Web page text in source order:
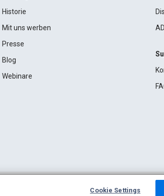
Historie
Mit uns werben
Presse
Blog
Webinare
Cookie Settings